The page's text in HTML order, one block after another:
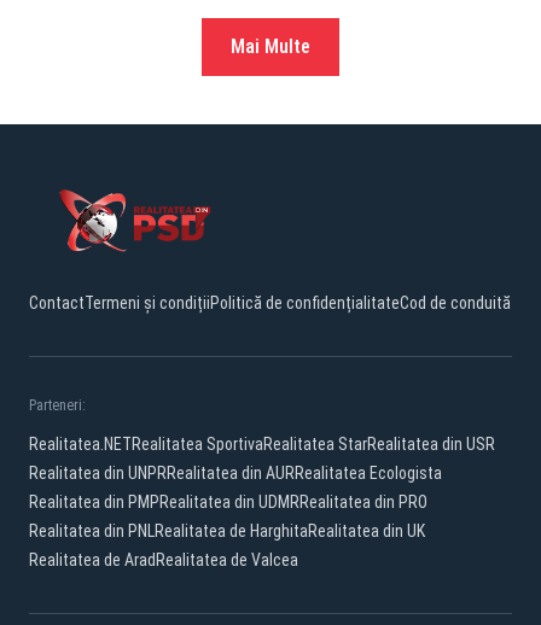
Mai Multe
ContactTermeni și condițiiPolitică de confidențialitateCod de conduită
Parteneri:
Realitatea.NETRealitatea SportivaRealitatea StarRealitatea din USR
Realitatea din UNPRRealitatea din AURRealitatea Ecologista
Realitatea din PMPRealitatea din UDMRRealitatea din PRO
Realitatea din PNLRealitatea de HarghitaRealitatea din UK
Realitatea de Arad Realitatea de Valcea